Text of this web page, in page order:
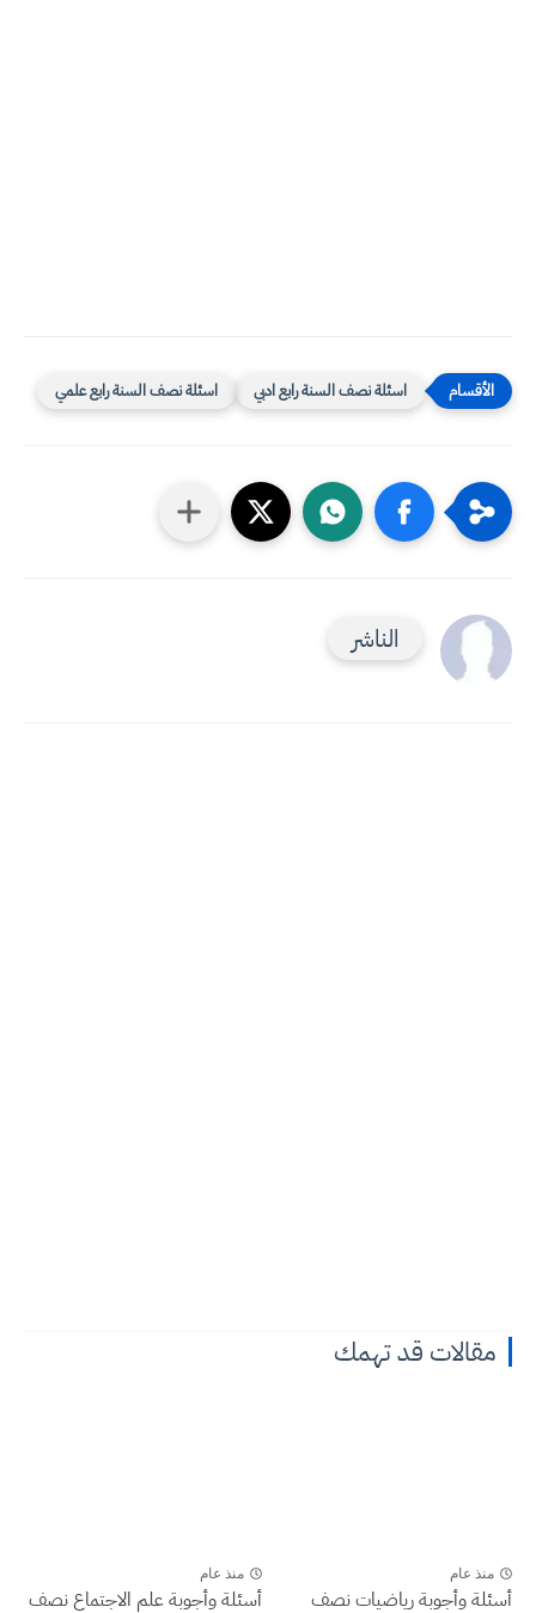
اسئلة نصف السنة رابع ادبي اسئلة نصف السنة رابع علمي
الناشر
مقالات قد تهمك
منذ عام
أسئلة وأجوبة رياضيات نصف
منذ عام
أسئلة وأجوبة علم الاجتماع نصف